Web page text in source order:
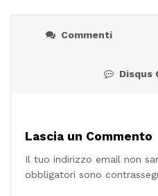
Commenti
Disqus
Lascia un Commento
Il tuo indirizzo email non
obbligatori sono